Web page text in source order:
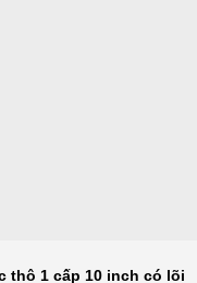
thô 1 cấp 10 inch có lõi